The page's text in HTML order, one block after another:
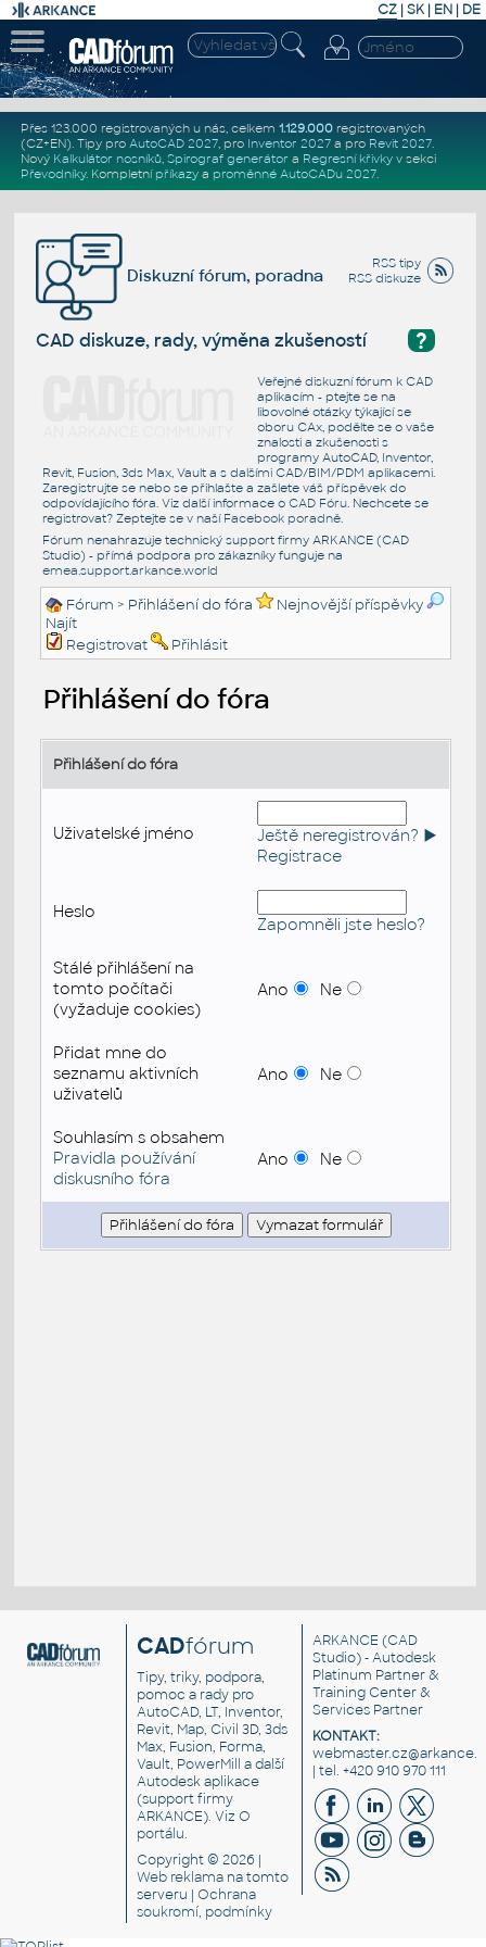
CZ | SK| EN | DE
Přes 123.000 registrovaných u nás, celkem 1.129.000registrovaných
(CZ+EN). Tipy pro AutoCAD 2027, pro Inventor 2027a pro Revit 2027.
Nový Kalkulátor nosníků, Spirograf generátor a Regresní křivkyv sekci
Převodníky. Kompletní příkazya proměnné AutoCADu 2027.
RSS tipy
RSS diskuze
Diskuzní fórum, poradna
?
CAD diskuze, rady, výměna zkušeností
Veřejné diskuzní fórum k CAD
aplikacím - ptejte se na
libovolné otázky týkající se
oboru CAx, podělte se o vaše
znalosti a zkušenosti s
programy AutoCAD, Inventor,
Revit, Fusion, 3ds Max, Vault a s dalšími CAD/BIM/PDM aplikacemi.
Zaregistrujte se nebo se přihlašte a zašlete váš příspěvek do
odpovídajícího fóra. Viz další informace o CAD Fóru. Nechcete se
registrovat? Zeptejte se v naší Facebook poradně.
Fórum nenahrazuje technický support firmy ARKANCE (CAD
Studio) - přímá podpora pro zákazníky funguje na
emea.support.arkance.world
Fórum > Přihlášení do fóra
Nejnovější příspěvky
Najít
Registrovat
Přihlásit
Přihlášení do fóra
Přihlášení do fóra
Uživatelské jméno
Ještě neregistrován? ►
Registrace
Heslo
Zapomněli jste heslo?
Stálé přihlášení na
tomto počítači
(vyžaduje cookies)
Ano Ne
Přidat mne do
seznamu aktivních
uživatelů
Ano Ne
Souhlasím s obsahem
Pravidla používání
diskusního fóra
Ano Ne
CADfórum
Tipy, triky, podpora,
pomoc a rady pro
AutoCAD, LT, Inventor,
Revit, Map, Civil 3D, 3ds
Max, Fusion, Forma,
Vault, PowerMill a další
Autodesk aplikace
(support firmy
ARKANCE). VizO
portálu.
Copyright © 2026 |
Web reklama na tomto
serveru |Ochrana
soukromí, podmínky
ARKANCE (CAD
Studio) - Autodesk
Platinum Partner &
Training Center &
Services Partner
KONTAKT:
| tel. +420 910 970 111